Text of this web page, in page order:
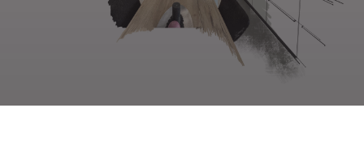
NOUS CONTACTER